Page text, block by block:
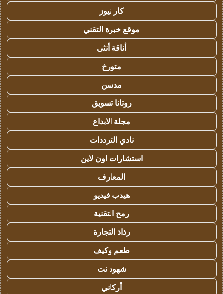
كار نيوز
موقع خبرة التقني
أناقة أنثى
متورخ
مدسن
روتانا تسويق
مجلة الابداع
نادي الترددات
استشارات اون لاين
المعارف
هيدب فيديو
رمح التقنية
رذاذ التجارة
طعم وكيف
شهود نت
أركاني